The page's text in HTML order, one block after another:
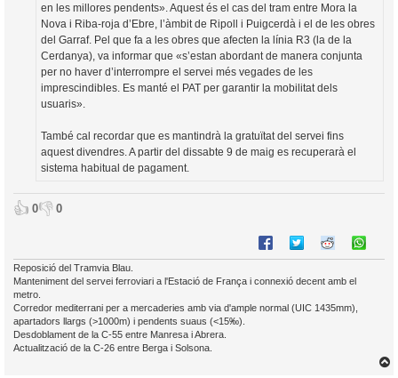
en les millores pendents». Aquest és el cas del tram entre Mora la
Nova i Riba-roja d’Ebre, l’àmbit de Ripoll i Puigcerdà i el de les obres
del Garraf. Pel que fa a les obres que afecten la línia R3 (la de la
Cerdanya), va informar que «s’estan abordant de manera conjunta
per no haver d’interrompre el servei més vegades de les
imprescindibles. Es manté el PAT per garantir la mobilitat dels
usuaris».
També cal recordar que es mantindrà la gratuïtat del servei fins
aquest divendres. A partir del dissabte 9 de maig es recuperarà el
sistema habitual de pagament.
👍 0👎 0
Reposició del Tramvia Blau.
Manteniment del servei ferroviari a l'Estació de França i connexió decent amb el
metro.
Corredor mediterrani per a mercaderies amb via d'ample normal (UIC 1435mm),
apartadors llargs (>1000m) i pendents suaus (<15‰).
Desdoblament de la C-55 entre Manresa i Abrera.
Actualització de la C-26 entre Berga i Solsona.